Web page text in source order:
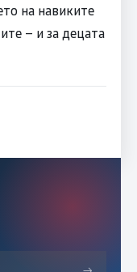
на навиките
– и за децата